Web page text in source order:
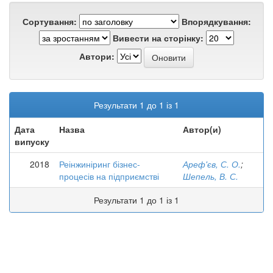
Сортування:
Впорядкування:
Вивести на сторінку:
Автори:
Результати 1 до 1 із 1
Дата
випуску
Назва Автор(и)
2018
Реінжиніринг бізнес-
процесів на підприємстві
Ареф'єв, С. О.;
Шепель, В. С.
Результати 1 до 1 із 1